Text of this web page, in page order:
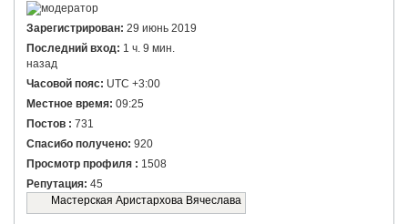
Зарегистрирован: 29 июнь 2019
Последний вход: 1 ч. 9 мин.
назад
Часовой пояс: UTC +3:00
Местное время: 09:25
Постов : 731
Спасибо получено: 920
Просмотр профиля : 1508
Репутация: 45
Мастерская Аристархова Вячеслава